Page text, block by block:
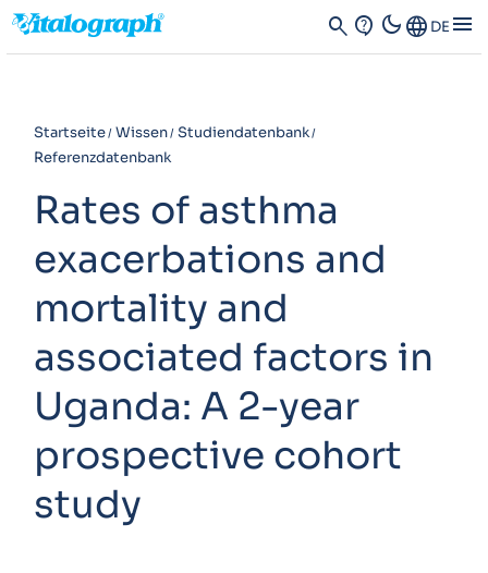
search contact_support dark_modeLanguage DE menu
Startseite Wissen Studiendatenbank
Referenzdatenbank
Rates of asthma
exacerbations and
mortality and
associated factors in
Uganda: A 2-year
prospective cohort
study